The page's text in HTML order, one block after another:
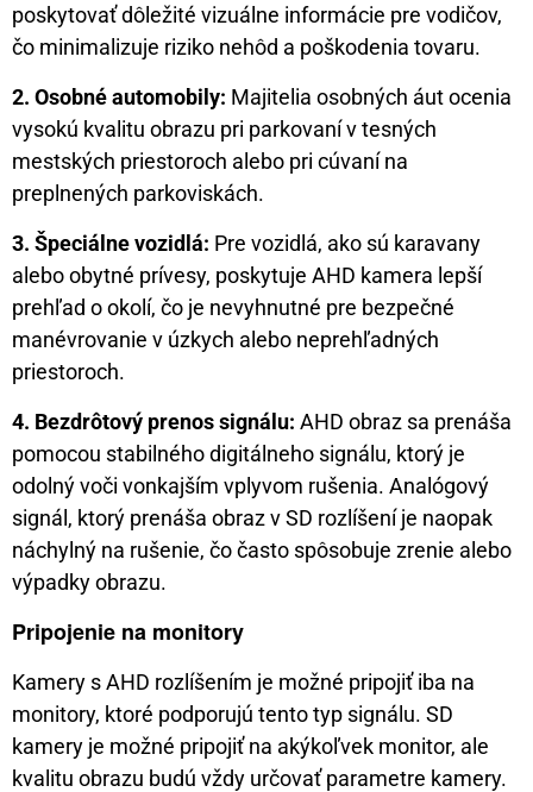
poskytovať dôležité vizuálne informácie pre vodičov,
čo minimalizuje riziko nehôd a poškodenia tovaru.
2. Osobné automobily: Majitelia osobných áut ocenia
vysokú kvalitu obrazu pri parkovaní v tesných
mestských priestoroch alebo pri cúvaní na
preplnených parkoviskách.
3. Špeciálne vozidlá: Pre vozidlá, ako sú karavany
alebo obytné prívesy, poskytuje AHD kamera lepší
prehľad o okolí, čo je nevyhnutné pre bezpečné
manévrovanie v úzkych alebo neprehľadných
priestoroch.
4. Bezdrôtový prenos signálu: AHD obraz sa prenáša
pomocou stabilného digitálneho signálu, ktorý je
odolný voči vonkajším vplyvom rušenia. Analógový
signál, ktorý prenáša obraz v SD rozlíšení je naopak
náchylný na rušenie, čo často spôsobuje zrenie alebo
výpadky obrazu.
Pripojenie na monitory
Kamery s AHD rozlíšením je možné pripojiť iba na
monitory, ktoré podporujú tento typ signálu. SD
kamery je možné pripojiť na akýkoľvek monitor, ale
kvalitu obrazu budú vždy určovať parametre kamery.